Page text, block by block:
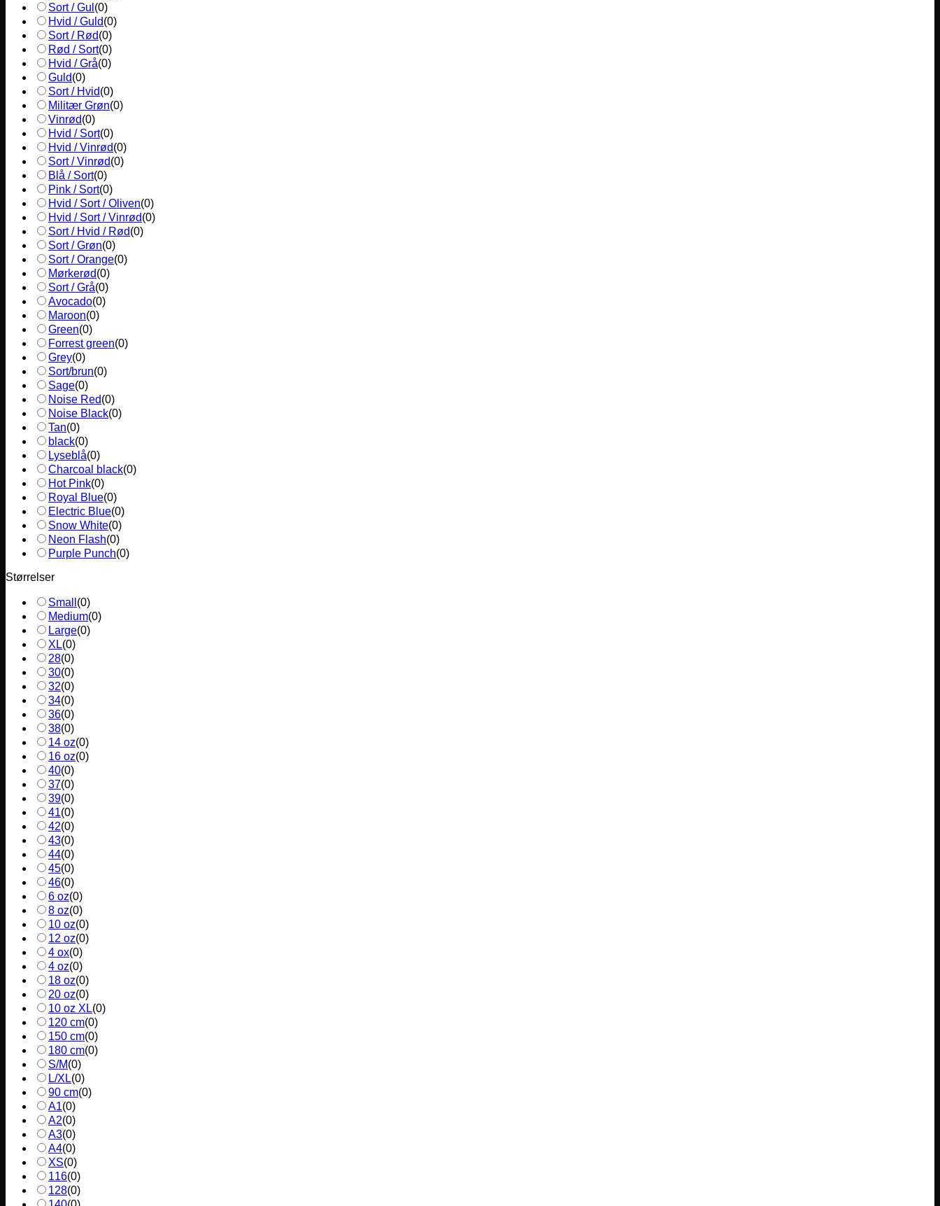
Sort / Gul (0)
Hvid / Guld(0)
Sort / Rød(0)
Rød / Sort(0)
Hvid / Grå(0)
Guld(0)
Sort / Hvid(0)
Militær Grøn(0)
Vinrød(0)
Hvid / Sort(0)
Hvid / Vinrød(0)
Sort / Vinrød(0)
Blå / Sort(0)
Pink / Sort(0)
Hvid / Sort / Oliven(0)
Hvid / Sort / Vinrød(0)
Sort / Hvid / Rød(0)
Sort / Grøn(0)
Sort / Orange(0)
Mørkerød(0)
Sort / Grå(0)
Avocado(0)
Maroon(0)
Green(0)
Forrest green(0)
Grey(0)
Sort/brun(0)
Sage(0)
Noise Red(0)
Noise Black(0)
Tan(0)
black(0)
Lyseblå(0)
Charcoal black(0)
Hot Pink(0)
Royal Blue(0)
Electric Blue(0)
Snow White(0)
Neon Flash(0)
Purple Punch(0)
Størrelser
Small (0)
Medium(0)
Large(0)
XL(0)
28(0)
30(0)
32(0)
34(0)
36(0)
38(0)
14 oz(0)
16 oz(0)
40(0)
37(0)
39(0)
41(0)
42(0)
43(0)
44(0)
45(0)
46(0)
6 oz(0)
8 oz(0)
10 oz(0)
12 oz(0)
4 ox(0)
4 oz(0)
18 oz(0)
20 oz(0)
10 oz XL(0)
120 cm(0)
150 cm(0)
180 cm(0)
S/M(0)
L/XL(0)
90 cm(0)
A1(0)
A2(0)
A3(0)
A4(0)
XS(0)
116(0)
128(0)